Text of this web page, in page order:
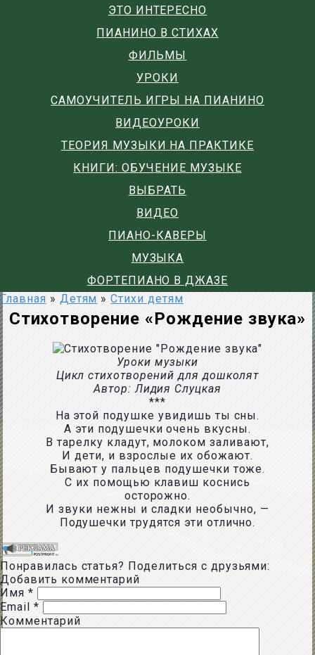
ЭТО ИНТЕРЕСНО
ПИАНИНО В СТИХАХ
ФИЛЬМЫ
УРОКИ
САМОУЧИТЕЛЬ ИГРЫ НА ПИАНИНО
ВИДЕОУРОКИ
ТЕОРИЯ МУЗЫКИ НА ПРАКТИКЕ
КНИГИ: ОБУЧЕНИЕ МУЗЫКЕ
ВЫБРАТЬ
ВИДЕО
ПИАНО-КАВЕРЫ
МУЗЫКА
ФОРТЕПИАНО В ДЖАЗЕ
Главная » Детям » Стихи детям
Стихотворение «Рождение звука»
Уроки музыки
Цикл стихотворений для дошколят
Автор: Лидия Слуцкая
***
На этой подушке увидишь ты сны.
А эти подушечки очень вкусны.
В тарелку кладут, молоком заливают,
И дети, и взрослые их обожают.
Бывают у пальцев подушечки тоже.
С их помощью клавиш коснись
осторожно.
И звуки нежны и сладки необычно, —
Подушечки трудятся эти отлично.
Понравилась статья? Поделиться с друзьями:
Добавить комментарий
Имя *
Email *
Комментарий